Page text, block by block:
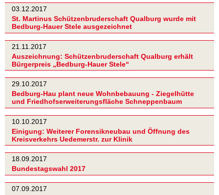
03.12.2017
St. Martinus Schützenbruderschaft Qualburg wurde mit
Bedburg-Hauer Stele ausgezeichnet
21.11.2017
Auszeichnung: Schützenbruderschaft Qualburg erhält
Bürgerpreis „Bedburg-Hauer Stele“
29.10.2017
Bedburg-Hau plant neue Wohnbebauung - Ziegelhütte
und Friedhofserweiterungsfläche Schneppenbaum
10.10.2017
Einigung: Weiterer Forensikneubau und Öffnung des
Kreisverkehrs Uedemerstr. zur Klinik
18.09.2017
Bundestagswahl 2017
07.09.2017